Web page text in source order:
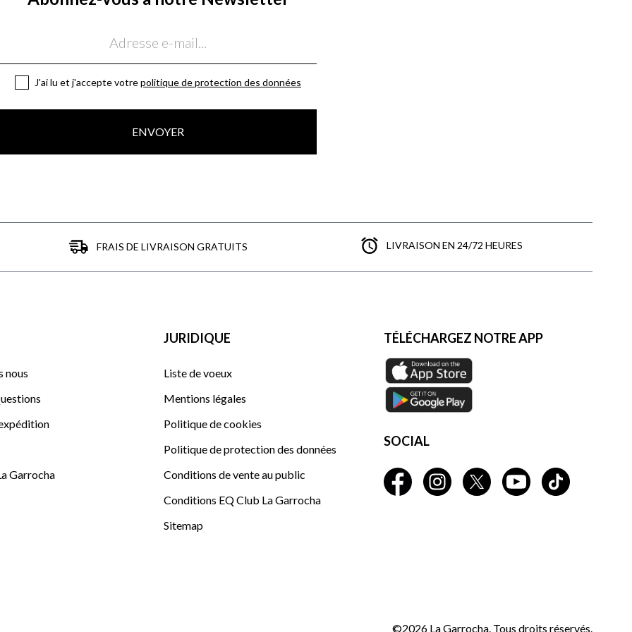
J'ai lu et j'accepte votrepolitique de protection des données
ENVOYER
FRAIS DE LIVRAISON GRATUITS LIVRAISON EN 24/72 HEURES
nous
Garrocha
JURIDIQUE
Liste de voeux
Mentions légales
Politique de cookies
Politique de protection des données
Conditions de vente au public
Conditions EQ Club La Garrocha
Sitemap
TÉLÉCHARGEZ NOTRE APP
SOCIAL
©2026 La Garrocha. Tous droits réservés.